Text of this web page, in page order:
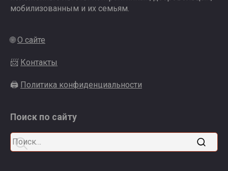
мобилизованным и их семьям.
🌐О сайте
📨 Контакты
🖨 Политика конфиденциальности
Поиск по сайту
Search
for: